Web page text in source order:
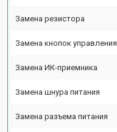
Замена резистора
Замена кнопок управления
Замена ИК-приемника
Замена шнура питания
Замена разъема питания